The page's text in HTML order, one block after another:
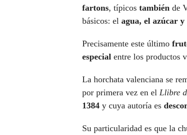
fartons, típicos también de
básicos: el agua, el azúcar
Precisamente este último
especial entre los productos
La horchata valenciana se
por primera vez en el Llibre
1384 y cuya autoría es
Su particularidad es que la